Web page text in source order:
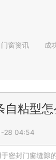
门窗资讯 成
自粘型怎
28 04:54
密封门窗缝隙